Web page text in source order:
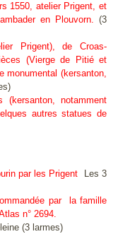
1550, atelier Prigent, et
en Plouvorn. (3
Prigent), de Croas-
(Vierge de Pitié et
monumental (kersanton,
notamment
autres statues de
par les Prigent
Les 3
par la famille
n° 2694.
(3 larmes)